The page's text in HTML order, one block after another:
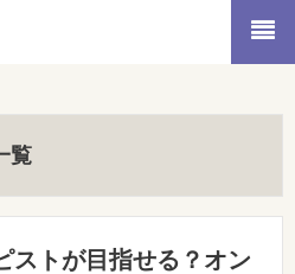
覧
ストが目指せる？オン